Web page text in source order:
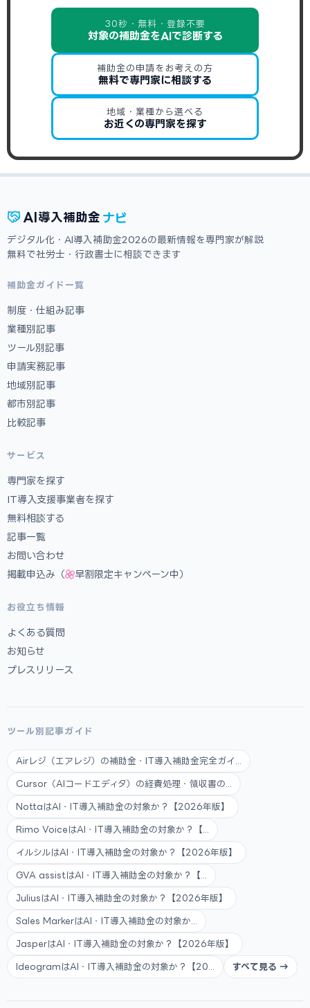
30秒・無料・登録不要
対象の補助金をAIで診断する
補助金の申請をお考えの方
無料で専門家に相談する
地域・業種から選べる
お近くの専門家を探す
AI 導入補助金 ナビ
デジタル化・AI導入補助金2026の最新情報を専門家が解説
無料で社労士・行政書士に相談できます
補助金ガイド一覧
制度・仕組み記事
業種別記事
ツール別記事
申請実務記事
地域別記事
都市別記事
比較記事
サービス
専門家を探す
IT導入支援事業者を探す
無料相談する
記事一覧
お問い合わせ
掲載申込み（
早割限定キャンペーン中）
お役立ち情報
よくある質問
お知らせ
プレスリリース
ツール別記事ガイド
Airレジ（エアレジ）の補助金・IT導入補助金完全ガイ...
Cursor（AIコードエディタ）の経費処理・領収書の...
NottaはAI・IT導入補助金の対象か？【2026年版】
Rimo VoiceはAI・IT導入補助金の対象か？【...
イルシルはAI・IT導入補助金の対象か？【2026年版】
GVA assistはAI・IT導入補助金の対象か？【...
JuliusはAI・IT導入補助金の対象か？【2026年版】
Sales MarkerはAI・IT導入補助金の対象か...
JasperはAI・IT導入補助金の対象か？【2026年版】
IdeogramはAI・IT導入補助金の対象か？【20... すべて見る →